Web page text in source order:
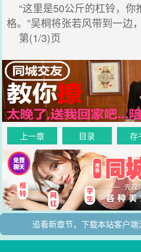
“这里是50公斤的杠铃，你
格。”吴桐将张若风带到一边
第(1/3)页
上一章 目录 存
追看新章节，下载本站客户